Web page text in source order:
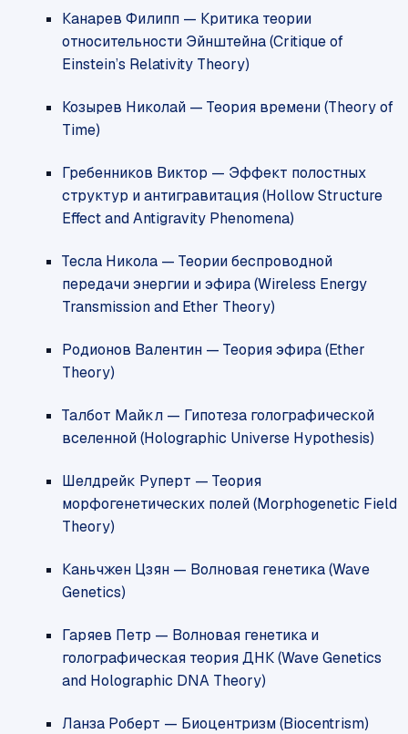
Канарев Филипп — Критика теории
относительности Эйнштейна (Critique of
Einstein’s Relativity Theory)
Козырев Николай — Теория времени (Theory of
Time)
Гребенников Виктор — Эффект полостных
структур и антигравитация (Hollow Structure
Effect and Antigravity Phenomena)
Тесла Никола — Теории беспроводной
передачи энергии и эфира (Wireless Energy
Transmission and Ether Theory)
Родионов Валентин — Теория эфира (Ether
Theory)
Талбот Майкл — Гипотеза голографической
вселенной (Holographic Universe Hypothesis)
Шелдрейк Руперт — Теория
морфогенетических полей (Morphogenetic Field
Theory)
Каньчжен Цзян — Волновая генетика (Wave
Genetics)
Гаряев Петр — Волновая генетика и
голографическая теория ДНК (Wave Genetics
and Holographic DNA Theory)
Ланза Роберт — Биоцентризм (Biocentrism)